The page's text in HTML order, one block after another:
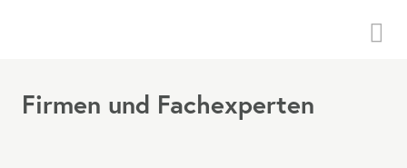
Firmen und Fachexperten